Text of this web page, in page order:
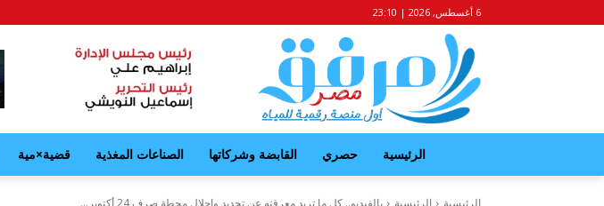
6 أغسطس, 2026 | 23:10
الرئيسية حصري القابضة وشركاتها الصناعات المغذية قضية×مية
الرئيسية الرئيسية بالفيديو.. كل ما تريد معرفته عن تجديد وإحلال محطة صرف 24 أكتوبر...